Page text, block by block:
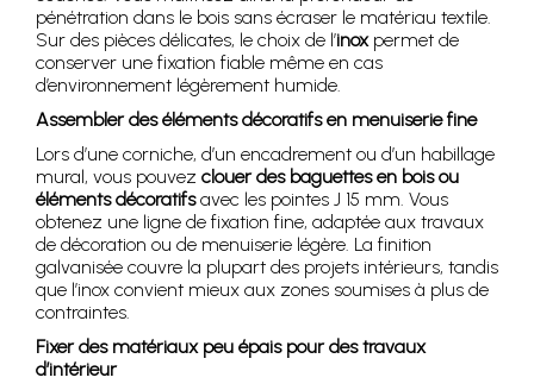
pénétration dans le bois sans écraser le matériau textile.
Sur des pièces délicates, le choix de l’inoxpermet de
conserver une fixation fiable même en cas
d’environnement légèrement humide.
Assembler des éléments décoratifs en menuiserie fine
Lors d’une corniche, d’un encadrement ou d’un habillage
mural, vous pouvez clouer des baguettes en bois ou
éléments décoratifsavec les pointes J 15 mm. Vous
obtenez une ligne de fixation fine, adaptée aux travaux
de décoration ou de menuiserie légère. La finition
galvanisée couvre la plupart des projets intérieurs, tandis
que l’inox convient mieux aux zones soumises à plus de
contraintes.
Fixer des matériaux peu épais pour des travaux
d’intérieur